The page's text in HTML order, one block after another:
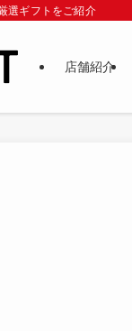
選ギフトをご紹介
店舗紹介